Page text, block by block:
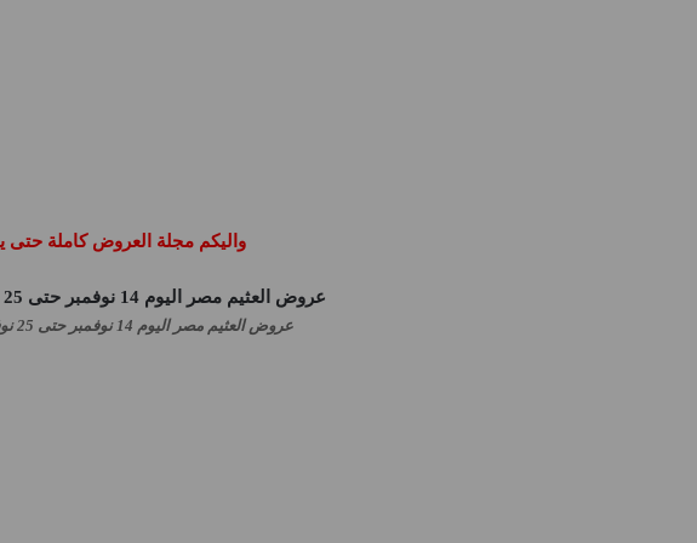
واليكم مجلة العروض كاملة حتى يوم 25 نوفمبر
عروض العثيم مصر اليوم 14 نوفمبر حتى 25 نوفمبر 2024 عروض الجمعة البيضاء